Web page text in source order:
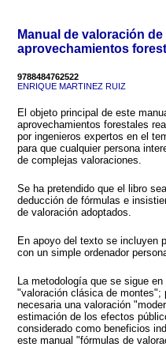
Manual de valoración
aprovechamientos
9788484762522
ENRIQUE MARTINEZ RUIZ
El objeto principal de este
aprovechamientos forestales
por ingenieros expertos en el
para que cualquier persona
de complejas valoraciones.
Se ha pretendido que el libro
deducción de fórmulas e
de valoración adoptados.
En apoyo del texto se incluyen
con un simple ordenador
La metodología que se sigue
"valoración clásica de montes";
necesaria una valoración
estimación de los efectos
considerado como beneficios
este manual "fórmulas de